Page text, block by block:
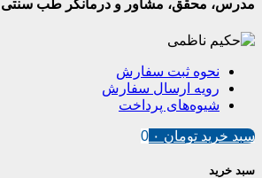
مدرس، محقق، مشاور و درمانگر طب سنتی
نحوه ثبت سفارش
رویه ارسال سفارش
شیوه‌های پرداخت
سبد خرید تومان 0
سبد خرید